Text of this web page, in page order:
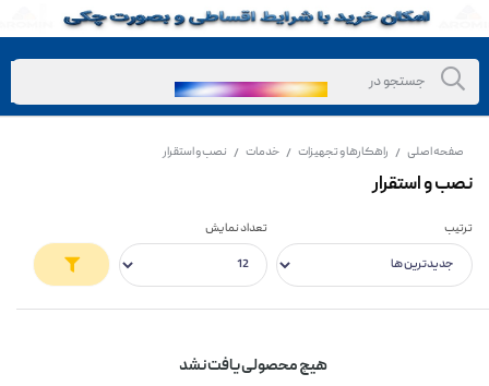
صفحه اصلی / راهکارها و تجهیزات / خدمات / نصب و استقرار
نصب و استقرار
ترتیب تعداد نمایش
هیچ محصولی یافت نشد